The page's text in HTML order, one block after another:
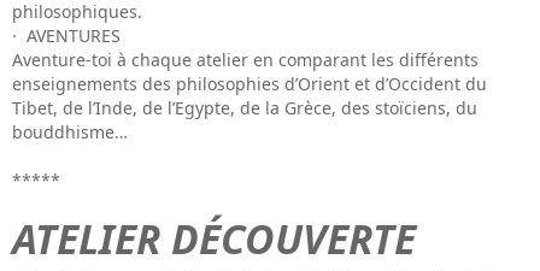
philosophiques.
· AVENTURES
Aventure-toi à chaque atelier en comparant les différents
enseignements des philosophies d’Orient et d’Occident du
Tibet, de l’Inde, de l’Egypte, de la Grèce, des stoïciens, du
bouddhisme…
*****
ATELIER DÉCOUVERTE